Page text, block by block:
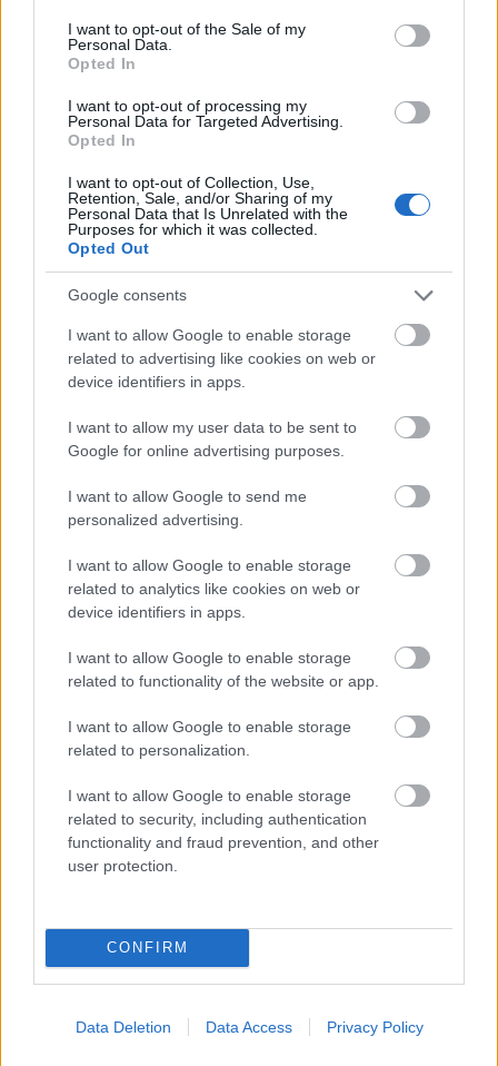
consent section.
I want to opt-out of the Sale of my
Personal Data.
Opted In
I want to opt-out of processing my
Personal Data for Targeted Advertising.
Opted In
I want to opt-out of Collection, Use,
Retention, Sale, and/or Sharing of my
Personal Data that Is Unrelated with the
Purposes for which it was collected.
Opted Out
Google consents
I want to allow Google to enable storage
related to advertising like cookies on web or
device identifiers in apps.
I want to allow my user data to be sent to
Google for online advertising purposes.
I want to allow Google to send me
personalized advertising.
I want to allow Google to enable storage
related to analytics like cookies on web or
device identifiers in apps.
I want to allow Google to enable storage
related to functionality of the website or app.
I want to allow Google to enable storage
related to personalization.
I want to allow Google to enable storage
related to security, including authentication
functionality and fraud prevention, and other
user protection.
CONFIRM
Data Deletion Data Access Privacy Policy
láttam el
adásaikat, de az els ő
közös munkánk egy
rövid próbaidőszakos, kísérleti el adás volt, a
Törmelékek cím projekt a MU Színházban. Ugyanebben
az évadban Nagy Fruzsinának asszisztáltam
Cseresznyéskert ben, ekkor ismerhettem meg jobban a
csapatot.
őnagyobb lélegzet vételűSzputnyikos munkám
Mainzban aHalál az Orient expresszen jelmezeinek
tervezése volt. Nagyon jó emlékeket őrzök erről az
időszakról, nagyon jó csapat állt össze, de fel kellett
venni a ritmust. Minden színháznak megvan a saját
infrastruktúrája, ezért a bels
ő m
ködését meg kell
ismerni. Eleinte a német nyelv is nehézséget jelentett,
de most már azzal sincs gond.
Hogyan kezdesz neki egy díszlet
megtervezésének?
A munka elején szeretem sokszor elolvasni a
darabot és kijegyzetelni. A színhelyek mellett
leginkább azokat a pontokat figyelem, ahol a
szereplők egymáshoz való viszonya átalakul, ahol
egy jelenet új helyzetet teremt. Mivel általában
csapatban dolgozunk, el ször leülünk közösen
ötletelni, de az is gyakori, hogy a rendez
nek már
van konkrét elképzelése, amiből ki tudunk indulni.
tervezésbe. A tapasztalat azt mutatja, hogy addig
nyújtózkodunk, ameddig a takarónk ér, és még egy
kisebb költségvetés el adás volt, el őször nagy
falrendszereket találtunk ki, de be kellett látnunk,
hogy erre nem lesz pénzünk. Végül épp a
kényszerhelyzet ihlette azt a letisztult, gumifalakból
szolgálja a produkciót, mint az elsőelképzelés.
Van olyan elképzelésed, amit mindenképpen